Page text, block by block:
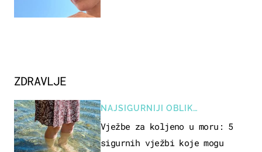
ZDRAVLJE
NAJSIGURNIJI OBLIK
REKREACIJE
Vježbe za koljeno u moru: 5
sigurnih vježbi koje mogu